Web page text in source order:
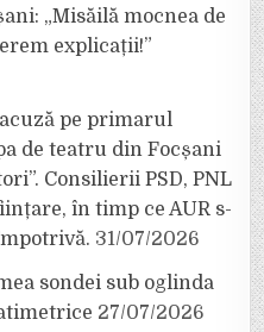
„Misăilă mocnea de
explicații!”
pe primarul
de teatru din Focșani
Consilierii PSD, PNL
în timp ce AUR s-
31/07/2026
sondei sub oglinda
27/07/2026